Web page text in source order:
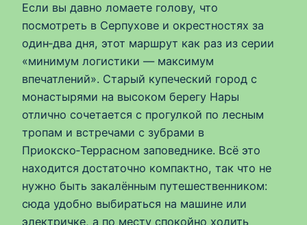
Если вы давно ломаете голову, что
посмотреть в Серпухове и окрестностях за
один‑два дня, этот маршрут как раз из серии
«минимум логистики — максимум
впечатлений». Старый купеческий город с
монастырями на высоком берегу Нары
отлично сочетается с прогулкой по лесным
тропам и встречами с зубрами в
Приокско‑Террасном заповеднике. Всё это
находится достаточно компактно, так что не
нужно быть закалённым путешественником:
сюда удобно выбираться на машине или
электричке, а по месту спокойно ходить